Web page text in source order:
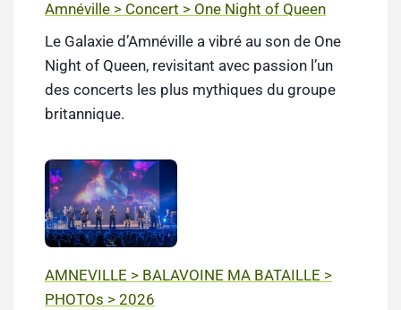
Amnéville > Concert > One Night of Queen
Le Galaxie d’Amnéville a vibré au son de One
Night of Queen, revisitant avec passion l’un
des concerts les plus mythiques du groupe
britannique.
AMNEVILLE > BALAVOINE MA BATAILLE >
PHOTOs > 2026